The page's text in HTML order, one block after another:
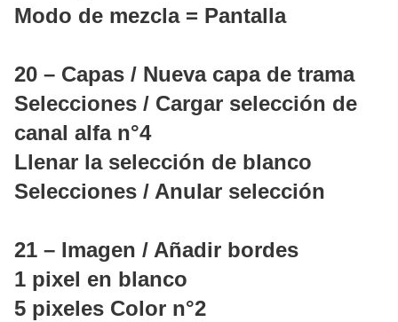
Modo de mezcla = Pantalla
20 – Capas / Nueva capa de trama
Selecciones / Cargar selección de
canal alfa n°4
Llenar la selección de blanco
Selecciones / Anular selección
21 – Imagen / Añadir bordes
1 pixel en blanco
5 pixeles Color n°2